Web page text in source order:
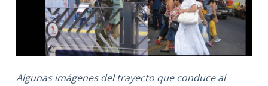
Algunas imágenes del trayecto que conduce al